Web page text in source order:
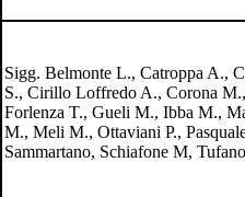
Sigg. Belmonte L., Catroppa A.,
S., Cirillo Loffredo A., Corona M.,
Forlenza T., Gueli M., Ibba M.,
M., Meli M., Ottaviani P.,
Sammartano, Schiafone M,